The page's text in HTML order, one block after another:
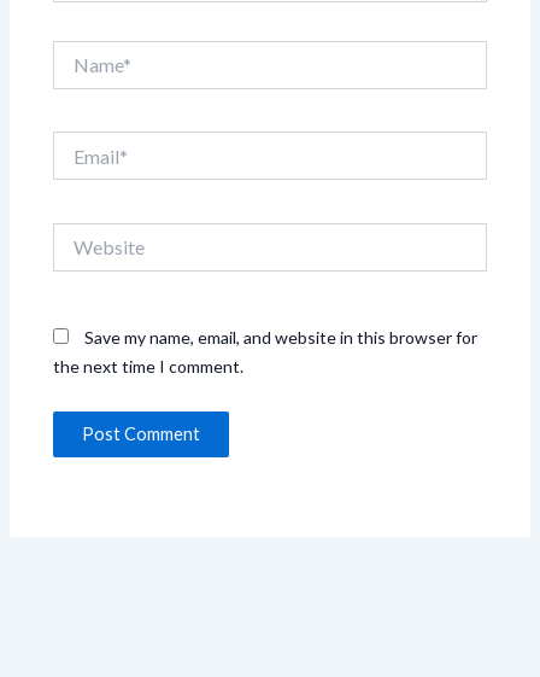
Save my name, email, and website in this browser for
the next time I comment.